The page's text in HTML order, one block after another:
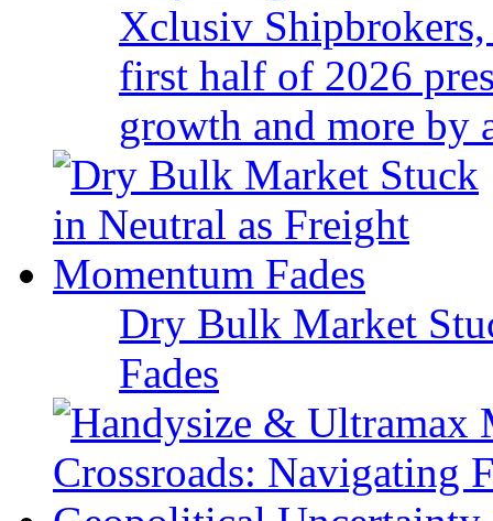
Xclusiv
first half of 2026
growth and more
Dry Bulk Market
Fades